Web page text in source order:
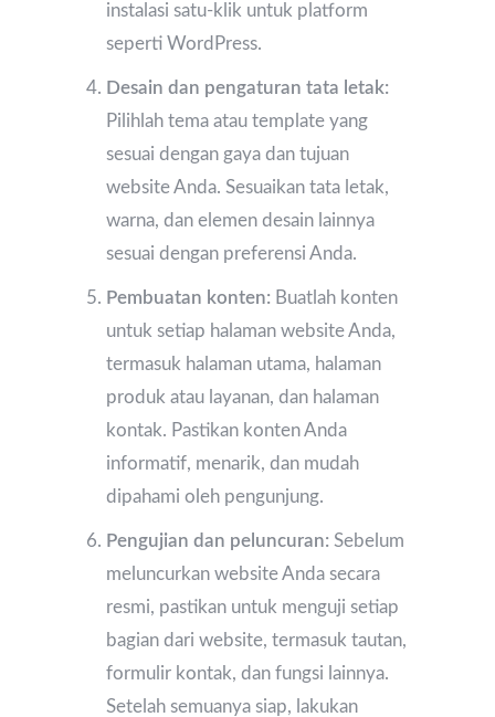
instalasi satu-klik untuk platform
seperti WordPress.
Desain dan pengaturan tata letak:
Pilihlah tema atau template yang
sesuai dengan gaya dan tujuan
website Anda. Sesuaikan tata letak,
warna, dan elemen desain lainnya
sesuai dengan preferensi Anda.
Pembuatan konten: Buatlah konten
untuk setiap halaman website Anda,
termasuk halaman utama, halaman
produk atau layanan, dan halaman
kontak. Pastikan konten Anda
informatif, menarik, dan mudah
dipahami oleh pengunjung.
Pengujian dan peluncuran: Sebelum
meluncurkan website Anda secara
resmi, pastikan untuk menguji setiap
bagian dari website, termasuk tautan,
formulir kontak, dan fungsi lainnya.
Setelah semuanya siap, lakukan